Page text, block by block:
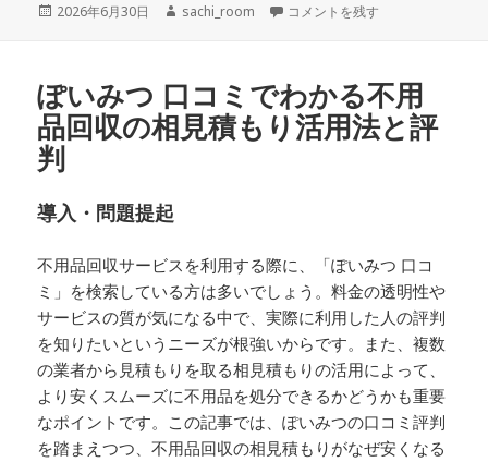
投
2026年6月30日
作
sachi_room 抜けるエロ配信の魅力と楽しみ
コメントを残す
ぽいみつ 口コミでわかる不用
品回収の相見積もり活用法と評
判
導入・問題提起
不用品回収サービスを利用する際に、「ぽいみつ 口コ
ミ」を検索している方は多いでしょう。料金の透明性や
サービスの質が気になる中で、実際に利用した人の評判
を知りたいというニーズが根強いからです。また、複数
の業者から見積もりを取る相見積もりの活用によって、
より安くスムーズに不用品を処分できるかどうかも重要
なポイントです。この記事では、ぽいみつの口コミ評判
を踏まえつつ、不用品回収の相見積もりがなぜ安くなる